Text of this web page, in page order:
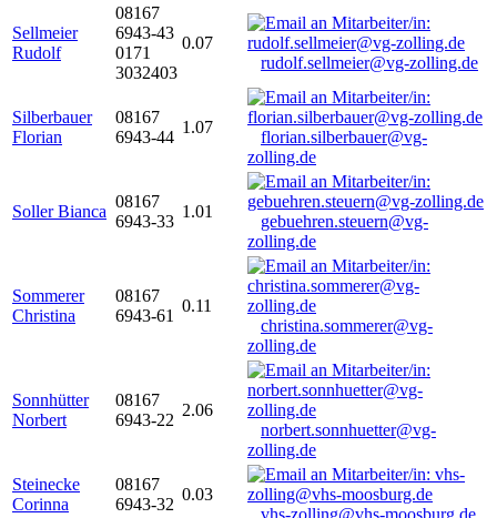
Sellmeier
Rudolf
08167
6943-43
0171
3032403
0.07
rudolf.sellmeier@vg-zolling.de
Silberbauer
Florian
08167
6943-44
1.07
florian.silberbauer@vg-
zolling.de
Soller Bianca
08167
6943-33
1.01
gebuehren.steuern@vg-
zolling.de
Sommerer
Christina
08167
6943-61
0.11
christina.sommerer@vg-
zolling.de
Sonnhütter
Norbert
08167
6943-22
2.06
norbert.sonnhuetter@vg-
zolling.de
Steinecke
Corinna
08167
6943-32
0.03